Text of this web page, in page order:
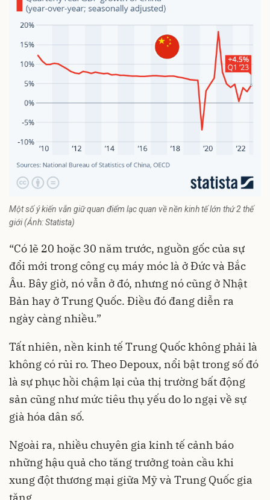
Một số ý kiến vẫn giữ quan điểm lạc quan về nền kinh tế lớn thứ 2 thế
giới (Ảnh: Statista)
“Có lẽ 20 hoặc 30 năm trước, nguồn gốc của sự
đổi mới trong công cụ máy móc là ở Đức và Bắc
Âu. Bây giờ, nó vẫn ở đó, nhưng nó cũng ở Nhật
Bản hay ở Trung Quốc. Điều đó đang diễn ra
ngày càng nhiều.”
Tất nhiên, nền kinh tế Trung Quốc không phải là
không có rủi ro. Theo Depoux, nổi bật trong số đó
là sự phục hồi chậm lại của thị trường bất động
sản cũng như mức tiêu thụ yếu do lo ngại về sự
già hóa dân số.
Ngoài ra, nhiều chuyên gia kinh tế cảnh báo
những hậu quả cho tăng trưởng toàn cầu khi
xung đột thương mại giữa Mỹ và Trung Quốc gia